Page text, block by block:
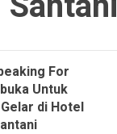
For
Untuk
di Hotel